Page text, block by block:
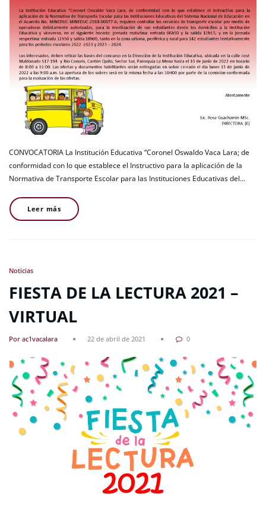
CONVOCATORIA La Institución Educativa “Coronel Oswaldo Vaca Lara; de
conformidad con lo que establece el Instructivo para la aplicación de la
Normativa de Transporte Escolar para las Instituciones Educativas del…
Leer más
Noticias
FIESTA DE LA LECTURA 2021 –
VIRTUAL
Por ac1vacalara 22 de abril de 2021 0